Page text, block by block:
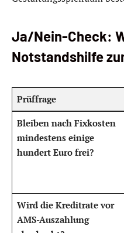
Ja/Nein-Check:
Notstandshilfe
Prüffrage
Bleiben nach Fixkosten
mindestens einige
hundert Euro frei?
Wird die Kreditrate vor
AMS-Auszahlung